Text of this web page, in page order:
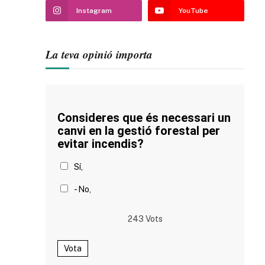
Instagram YouTube
La teva opinió importa
Consideres que és necessari un
canvi en la gestió forestal per
evitar incendis?
Sí,
- No,
243 Vots
Vota